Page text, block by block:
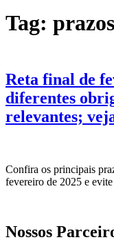
Tag:
Reta final de
diferentes
relevantes;
Confira os principais
fevereiro de 2025 e
Nossos